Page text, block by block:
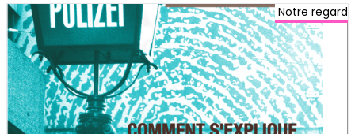
Notre regard